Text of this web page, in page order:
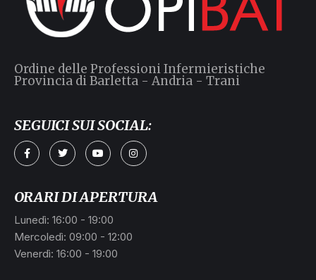
ORARI DI APERTURA
Lunedì: 16:00 - 19:00
Mercoledì: 09:00 - 12:00
Venerdì: 16:00 - 19:00
Ordine delle Professioni Infermieristiche
Provincia di Barletta - Andria - Trani
SEGUICI SUI SOCIAL: